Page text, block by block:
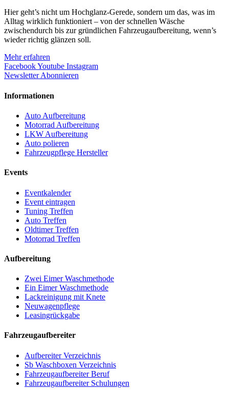
Hier geht’s nicht um Hochglanz-Gerede, sondern um das, was im
Alltag wirklich funktioniert – von der schnellen Wäsche
zwischendurch bis zur gründlichen Fahrzeugaufbereitung, wenn’s
wieder richtig glänzen soll.
Mehr erfahren
FacebookYoutube Instagram
Newsletter Abonnieren
Informationen
Auto Aufbereitung
Motorrad Aufbereitung
LKW Aufbereitung
Auto polieren
Fahrzeugpflege Hersteller
Events
Eventkalender
Event eintragen
Tuning Treffen
Auto Treffen
Oldtimer Treffen
Motorrad Treffen
Aufbereitung
Zwei Eimer Waschmethode
Ein Eimer Waschmethode
Lackreinigung mit Knete
Neuwagenpflege
Leasingrückgabe
Fahrzeugaufbereiter
Aufbereiter Verzeichnis
Sb Waschboxen Verzeichnis
Fahrzeugaufbereiter Beruf
Fahrzeugaufbereiter Schulungen